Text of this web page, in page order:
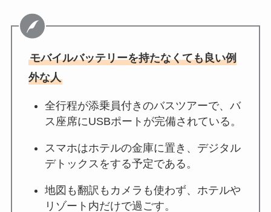
モバイルバッテリーを持たなくても良い例
外な人
全行程が添乗員付きのバスツアーで、バ
ス座席にUSBポートが完備されている。
スマホはホテルの金庫に置き、デジタル
デトックスをする予定である。
地図も翻訳もカメラも使わず、ホテルや
リゾート内だけで過ごす。